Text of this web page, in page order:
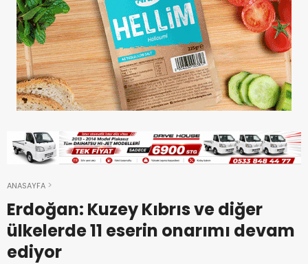
ANASAYFA
Erdoğan: Kuzey Kıbrıs ve diğer
ülkelerde 11 eserin onarımı devam
ediyor